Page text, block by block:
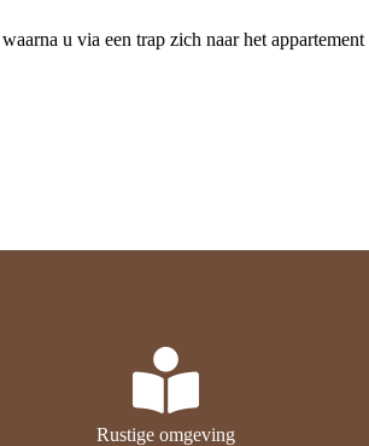
u via een trap zich naar het appartement
Rustige omgeving